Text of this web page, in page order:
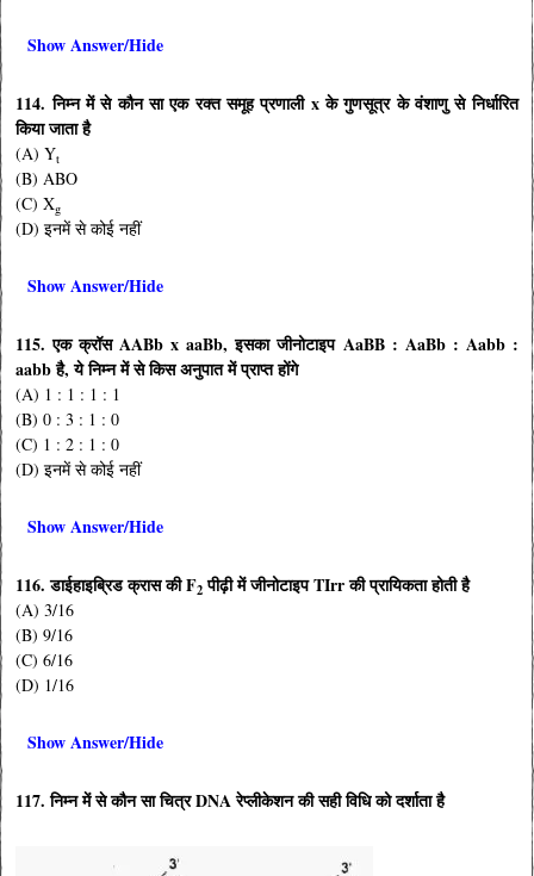
Show Answer/Hide
114. निम्न में से कौन सा एक रक्त समूह प्रणाली x के गुणसूत्र के वंशाणु से निर्धारित
किया जाता है
(A) Yt
(B) ABO
(C) Xg
(D) इनमें से कोई नहीं
Show Answer/Hide
115. एक क्रॉस AABb x aaBb, इसका जीनोटाइप AaBB : AaBb : Aabb :
aabb है, ये निम्न में से किस अनुपात में प्राप्त होंगे
(A) 1 : 1 : 1 : 1
(B) 0 : 3 : 1 : 0
(C) 1 : 2 : 1 : 0
(D) इनमें से कोई नहीं
Show Answer/Hide
116. डाईहाइब्रिड क्रास की F2पीढ़ी में जीनोटाइप TIrr की प्रायिकता होती है
(A) 3/16
(B) 9/16
(C) 6/16
(D) 1/16
Show Answer/Hide
117. निम्न में से कौन सा चित्र DNA रेप्लीकेशन की सही विधि को दर्शाता है